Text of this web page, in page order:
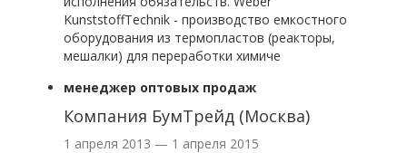
KunststoffTechnik - производство емкостного
оборудования из термопластов (реакторы,
мешалки) для переработки химиче
менеджер оптовых продаж
Компания БумТрейд (Москва)
1 апреля 2013 — 1 апреля 2015